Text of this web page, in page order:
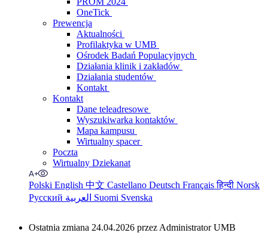
OneTick
Prewencja
Aktualności
Profilaktyka w UMB
Ośrodek Badań Populacyjnych
Działania klinik i zakładów
Działania studentów
Kontakt
Kontakt
Dane teleadresowe
Wyszukiwarka kontaktów
Mapa kampusu
Wirtualny spacer
Poczta
Wirtualny Dziekanat
Polski English 中文 Castellano Deutsch Françaisहिन्दी Norsk
Русский
Suomi Svenska
Ostatnia zmiana 24.04.2026 przez Administrator UMB